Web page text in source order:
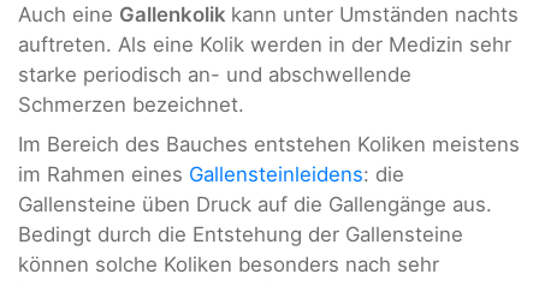
Auch eine Gallenkolik kann unter Umständen nachts
auftreten. Als eine Kolik werden in der Medizin sehr
starke periodisch an- und abschwellende
Schmerzen bezeichnet.
Im Bereich des Bauches entstehen Koliken meistens
im Rahmen eines Gallensteinleidens: die
Gallensteine üben Druck auf die Gallengänge aus.
Bedingt durch die Entstehung der Gallensteine
können solche Koliken besonders nach sehr